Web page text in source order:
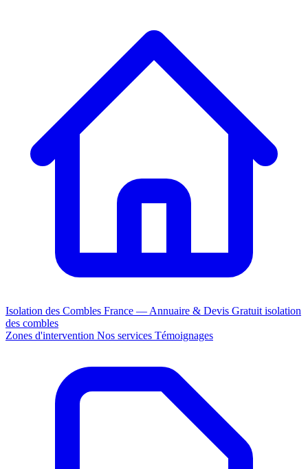
Isolation des Combles France — Annuaire & Devis Gratuit isolation
des combles
Zones d'intervention Nos services Témoignages